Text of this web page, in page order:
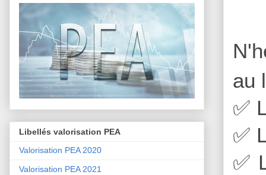
au
✅
✅
✅
Libellés valorisation PEA
Valorisation PEA 2020
Valorisation PEA 2021